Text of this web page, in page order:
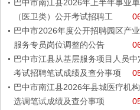
巴中市南江县2026年上半年事业
（医卫类）公开考试招聘工
巴中市2026年度公开招聘园区产
服务专员岗位调整的公告
巴中市江县从基层服务项目人员中
考试招聘笔试成绩及查分事项
巴中市南江县2026年县城医疗机
选调笔试成绩及查分事项